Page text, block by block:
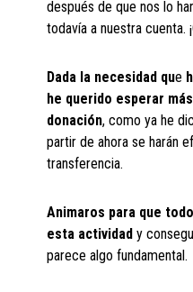
después de que nos lo
todavía a nuestra cuenta.
Dada la necesidad que
he querido esperar
donación, como ya he
partir de ahora se harán
transferencia.
Animaros para que
esta actividad y
parece algo fundamental.